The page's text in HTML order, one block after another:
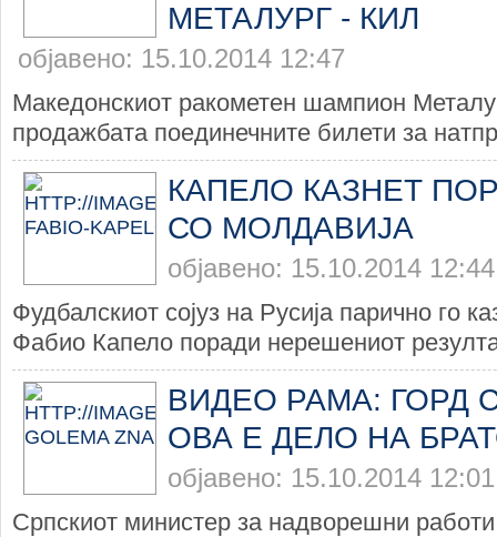
МЕТАЛУРГ - КИЛ
објавено: 15.10.2014 12:47
Македонскиот ракометен шампион
продажбата поединечните билети за
КАПЕЛО КАЗНЕТ
СО МОЛДАВИЈА
објавено: 15.10.2014 12:44
Фудбалскиот сојуз на Русија парично го
Фабио Капело поради нерешениот
ВИДЕО РАМА: ГОРД
ОВА Е ДЕЛО НА
објавено: 15.10.2014 12:01
Српскиот министер за надворешни